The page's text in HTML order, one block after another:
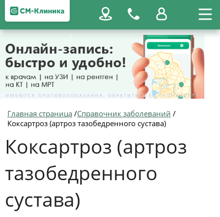
Главная страница /Справочник заболеваний /
Коксартроз (артроз тазобедренного сустава)
Коксартроз (артроз
тазобедренного
сустава)